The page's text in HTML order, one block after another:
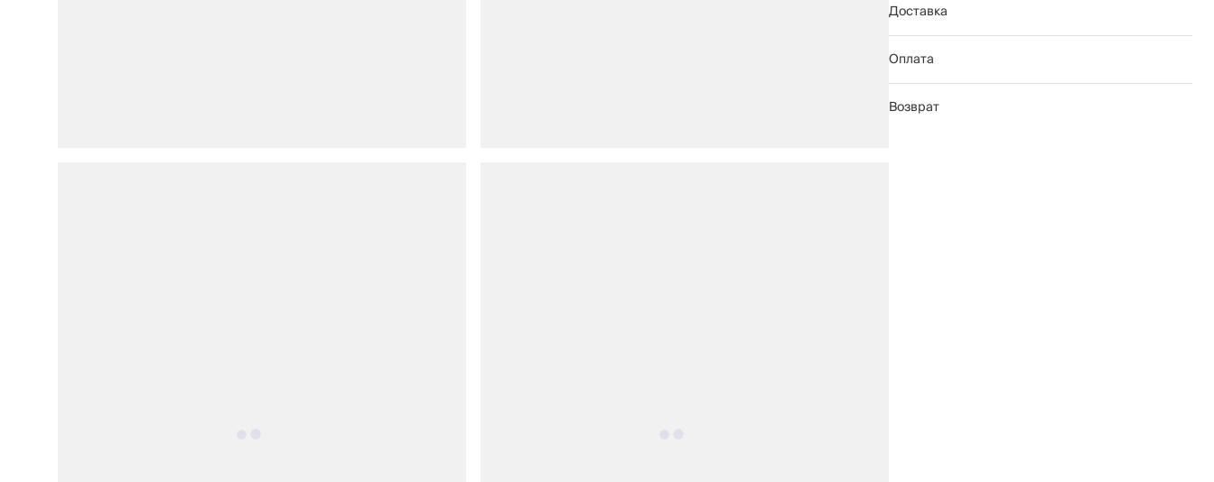
не использовать для ухода абразивные
чистящие средства и жесткие губки
нельзя мыть в посудомоечной машине
Доставка
Оплата
Возврат